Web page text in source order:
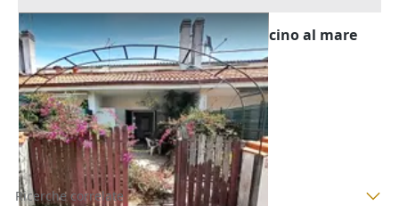
Asta Casa in complesso a schiera vicino al mare
Ardea (Roma)
Offerta minima
100.000 €
24/09/2026
Ricerche correlate